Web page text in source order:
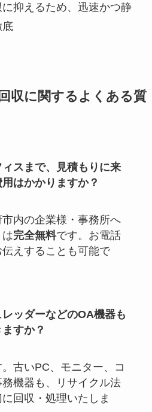
抑えるため、迅速かつ静
底
収に関するよくある質
スまで、見積もりに来
はかかりますか？
内の企業様・事務所へ
完全無料です。お電話
えすることも可能で
ッダーなどのOA機器も
すか？
古いPC、モニター、コ
機器も、リサイクル法
回収・処理いたしま